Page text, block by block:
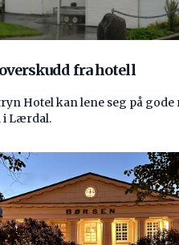
fra hotell
Hotel kan lene seg på
i Lærdal.